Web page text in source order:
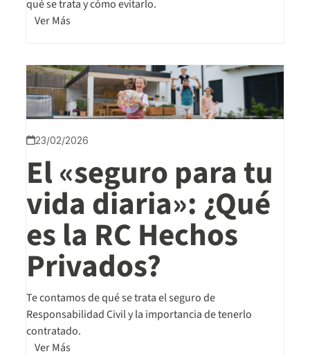
qué se trata y cómo evitarlo.
Ver Más
23/02/2026
El «seguro para tu
vida diaria»: ¿Qué
es la RC Hechos
Privados?
Te contamos de qué se trata el seguro de
Responsabilidad Civil y la importancia de tenerlo
contratado.
Ver Más